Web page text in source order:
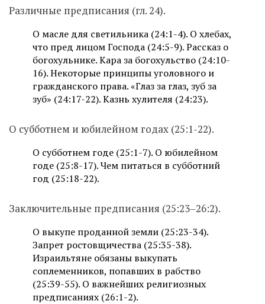
Различные предписания (гл. 24).
О масле для светильника (24:1-4). О хлебах,
что пред лицом Господа (24:5-9). Рассказ о
богохульнике. Кара за богохульство (24:10-
16). Некоторые принципы уголовного и
гражданского права. «Глаз за глаз, зуб за
зуб» (24:17-22). Казнь хулителя (24:23).
О субботнем и юбилейном годах (25:1-22).
О субботнем годе (25:1-7). О юбилейном
годе (25:8-17). Чем питаться в субботний
год (25:18-22).
Заключительные предписания (25:23–26:2).
О выкупе проданной земли (25:23-34).
Запрет ростовщичества (25:35-38).
Израильтяне обязаны выкупать
соплеменников, попавших в рабство
(25:39-55). О важнейших религиозных
предписаниях (26:1-2).